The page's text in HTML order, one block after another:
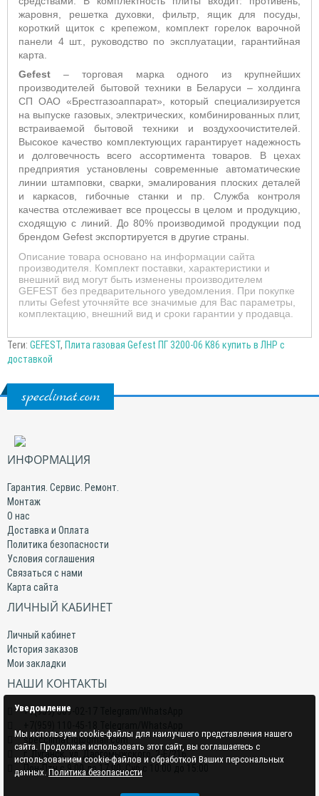
жаровня, решетка духовки, фильтр, ящик для посуды,
короткий щиток с крепежом, комплект горелок варочной
панели 4 шт., руководство по эксплуатации, гарантийная
карта.
Gefest – торговая марка одного из крупнейших
производителей бытовой техники в Беларуси – холдинга
СП ОАО «Брестгазоаппарат», который специализируется
на выпуске газовых, электрических, комбинированных плит,
встраиваемой бытовой техники и воздухоочистителей.
Высокое качество комплектующих гарантирует надежность
и долговечность всего ассортимента товаров. В цехах
предприятия установлены современные автоматические
линии штамповки, сварки, эмалирования плоских деталей
и каркасов, гибочные станки и пр. Служба контроля
качества отслеживает все процессы в целом и продукцию,
сходящую с линий. До 80% производимой продукции под
брендом Gefest экспортируется в другие страны.
Описание товара основано на информации сайта
производителя. Комплект поставки, характеристики и
внешний вид могут быть изменены производителем
GEFEST без предварительного уведомления. При покупке
плиты Gefest уточняйте все значимые для Вас параметры,
комплектацию, внешний вид и сроки гарантии у продавца.
Теги: GEFEST, Плита газовая Gefest ПГ 3200-06 K86 купить в ЛНР с
доставкой
specclimat.com
ИНФОРМАЦИЯ
Гарантия. Сервис. Ремонт.
Монтаж
О нас
Доставка и Оплата
Политика безопасности
Условия соглашения
Связаться с нами
Карта сайта
ЛИЧНЫЙ КАБИНЕТ
Личный кабинет
История заказов
Мои закладки
НАШИ КОНТАКТЫ
+7(959) 509-02-17 Telegram/WhatsApp
specclimat.lg@gmail.com
г. Луганск, ул. Даргомыжского, 2-Е/216
Пон-Птн с 9:00 до 17:00; Суб с 10:00 до 15:00
Уведомление
Мы используем cookie-файлы для наилучшего представления нашего
сайта. Продолжая использовать этот сайт, вы соглашаетесь с
использованием cookie-файлов и обработкой Ваших персональных
данных. Политика безопасности